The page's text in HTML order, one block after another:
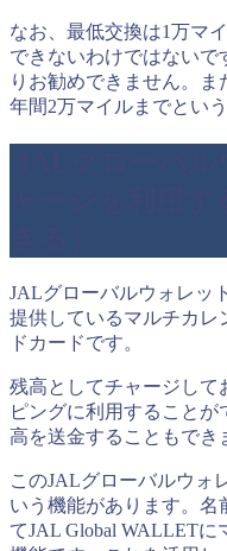
なお、最低交換は1万マ
できないわけではないで
りお勧めできません。ま
年間2万マイルまでとい
JALグローバルウォレッ
提供しているマルチカレ
ドカードです。
残高としてチャージして
ピングに利用すること
高を送金することもでき
このJALグローバルウォ
いう機能があります。名
てJAL Global WALLET